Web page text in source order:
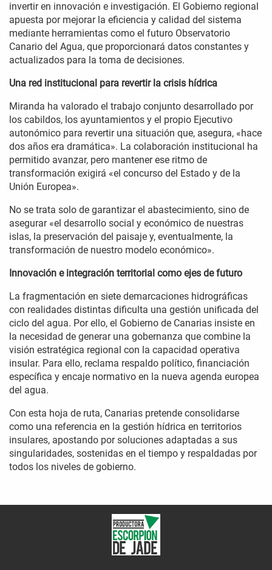
invertir en innovación e investigación. El Gobierno regional
apuesta por mejorar la eficiencia y calidad del sistema
mediante herramientas como el futuro Observatorio
Canario del Agua, que proporcionará datos constantes y
actualizados para la toma de decisiones.
Una red institucional para revertir la crisis hídrica
Miranda ha valorado el trabajo conjunto desarrollado por
los cabildos, los ayuntamientos y el propio Ejecutivo
autonómico para revertir una situación que, asegura, «hace
dos años era dramática». La colaboración institucional ha
permitido avanzar, pero mantener ese ritmo de
transformación exigirá «el concurso del Estado y de la
Unión Europea».
No se trata solo de garantizar el abastecimiento, sino de
asegurar «el desarrollo social y económico de nuestras
islas, la preservación del paisaje y, eventualmente, la
transformación de nuestro modelo económico».
Innovación e integración territorial como ejes de futuro
La fragmentación en siete demarcaciones hidrográficas
con realidades distintas dificulta una gestión unificada del
ciclo del agua. Por ello, el Gobierno de Canarias insiste en
la necesidad de generar una gobernanza que combine la
visión estratégica regional con la capacidad operativa
insular. Para ello, reclama respaldo político, financiación
específica y encaje normativo en la nueva agenda europea
del agua.
Con esta hoja de ruta, Canarias pretende consolidarse
como una referencia en la gestión hídrica en territorios
insulares, apostando por soluciones adaptadas a sus
singularidades, sostenidas en el tiempo y respaldadas por
todos los niveles de gobierno.